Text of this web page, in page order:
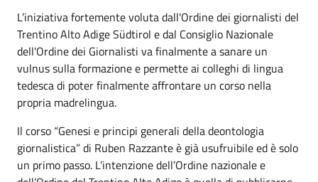
L’iniziativa fortemente voluta dall'Ordine dei giornalisti del
Trentino Alto Adige Südtirol e dal Consiglio Nazionale
dell'Ordine dei Giornalisti va finalmente a sanare un
vulnus sulla formazione e permette ai colleghi di lingua
tedesca di poter finalmente affrontare un corso nella
propria madrelingua.
Il corso “Genesi e principi generali della deontologia
giornalistica” di Ruben Razzante è già usufruibile ed è solo
un primo passo. L’intenzione dell’Ordine nazionale e